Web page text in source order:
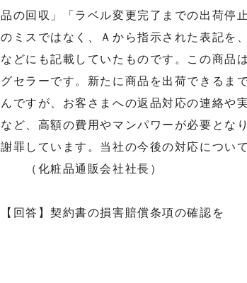
品の回収」「ラベル変更完了までの出荷停
のミスではなく、Ａから指示された表記を
などにも記載していたものです。この商品
グセラーです。新たに商品を出荷できるま
んですが、お客さまへの返品対応の連絡や
など、高額の費用やマンパワーが必要とな
謝罪しています。当社の今後の対
（化粧品通販会社社長）
【回答】契約書の損害賠償条項の確認を